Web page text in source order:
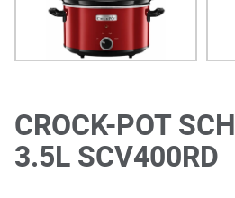
CROCK-POT
3.5L SCV400RD